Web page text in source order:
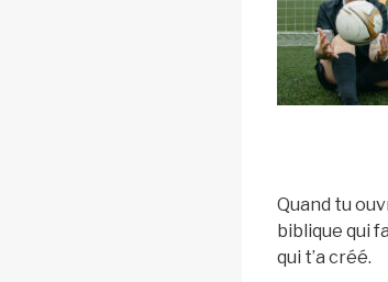
Quand tu
biblique qui
qui t’a créé.